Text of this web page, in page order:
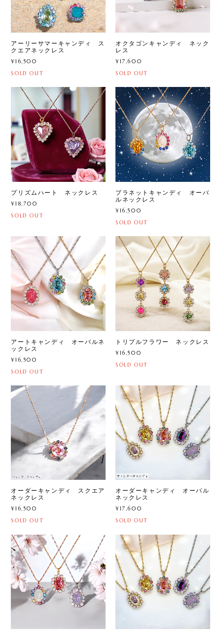
アーリーサマーキャンディ ス
クエアネックレス
¥16,500
SOLD OUT
オクタゴンキャンディ ネック
レス
¥17,600
SOLD OUT
プリズムハート ネックレス
¥18,700
SOLD OUT
プラネットキャンディ オーバ
ルネックレス
¥16,500
SOLD OUT
アートキャンディ オーバルネ
ックレス
¥16,500
SOLD OUT
トリプルフラワー ネックレス
¥16,500
SOLD OUT
オーダーキャンディ スクエア
ネックレス
¥16,500
SOLD OUT
オーダーキャンディ オーバル
ネックレス
¥17,600
SOLD OUT